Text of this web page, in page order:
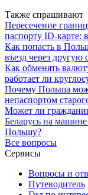
Также спрашивают
Пересечение
паспорту ID-
Как попасть в
въезд через
Как обменять
работает ли
Почему Польша
непаспортом
Может ли
Беларусь на
Польшу?
Все вопросы
Сервисы
Вопросы и
Путеводитель